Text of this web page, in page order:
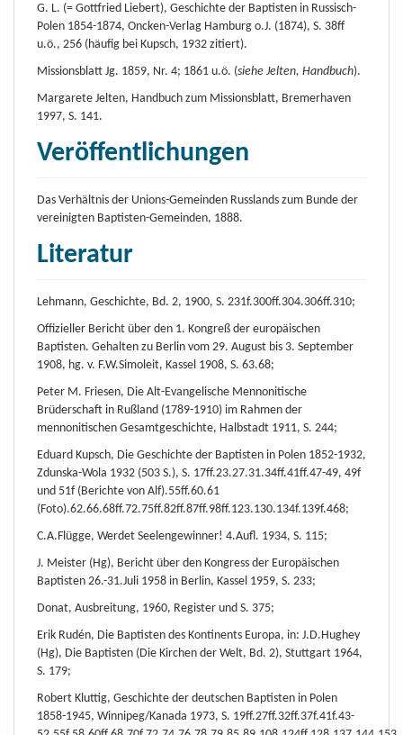
G. L. (= Gottfried Liebert), Geschichte der Baptisten in Russisch-
Polen 1854-1874, Oncken-Verlag Hamburg o.J. (1874), S. 38ff
u.ö., 256 (häufig bei Kupsch, 1932 zitiert).
Missionsblatt Jg. 1859, Nr. 4; 1861 u.ö. (siehe Jelten, Handbuch).
Margarete Jelten, Handbuch zum Missionsblatt, Bremerhaven
1997, S. 141.
Veröffentlichungen
Das Verhältnis der Unions-Gemeinden Russlands zum Bunde der
vereinigten Baptisten-Gemeinden, 1888.
Literatur
Lehmann, Geschichte, Bd. 2, 1900, S. 231f.300ff.304.306ff.310;
Offizieller Bericht über den 1. Kongreß der europäischen
Baptisten. Gehalten zu Berlin vom 29. August bis 3. September
1908, hg. v. F.W.Simoleit, Kassel 1908, S. 63.68;
Peter M. Friesen, Die Alt-Evangelische Mennonitische
Brüderschaft in Rußland (1789-1910) im Rahmen der
mennonitischen Gesamtgeschichte, Halbstadt 1911, S. 244;
Eduard Kupsch, Die Geschichte der Baptisten in Polen 1852-1932,
Zdunska-Wola 1932 (503 S.), S. 17ff.23.27.31.34ff.41ff.47-49, 49f
und 51f (Berichte von Alf).55ff.60.61
(Foto).62.66.68ff.72.75ff.82ff.87ff.98ff.123.130.134f.139f.468;
C.A.Flügge, Werdet Seelengewinner! 4.Aufl. 1934, S. 115;
J. Meister (Hg), Bericht über den Kongress der Europäischen
Baptisten 26.-31.Juli 1958 in Berlin, Kassel 1959, S. 233;
Donat, Ausbreitung, 1960, Register und S. 375;
Erik Rudén, Die Baptisten des Kontinents Europa, in: J.D.Hughey
(Hg), Die Baptisten (Die Kirchen der Welt, Bd. 2), Stuttgart 1964,
S. 179;
Robert Kluttig, Geschichte der deutschen Baptisten in Polen
1858-1945, Winnipeg/Kanada 1973, S. 19ff.27ff.32ff.37f.41f.43-